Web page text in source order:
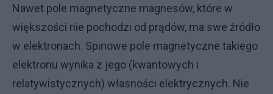
Nawet pole magnetyczne magnesów, które w
większości nie pochodzi od prądów, ma swe źródło
w elektronach. Spinowe pole magnetyczne takiego
elektronu wynika z jego (kwantowych i
relatywistycznych) własności elektrycznych. Nie